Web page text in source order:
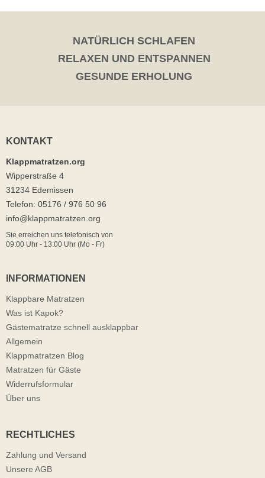
NATÜRLICH SCHLAFEN
RELAXEN UND ENTSPANNEN
GESUNDE ERHOLUNG
KONTAKT
Klappmatratzen.org
Wipperstraße 4
31234 Edemissen
Telefon: 05176 / 976 50 96
info@klappmatratzen.org
Sie erreichen uns telefonisch von
09:00 Uhr - 13:00 Uhr (Mo - Fr)
INFORMATIONEN
Klappbare Matratzen
Was ist Kapok?
Gästematratze schnell ausklappbar
Allgemein
Klappmatratzen Blog
Matratzen für Gäste
Widerrufsformular
Über uns
RECHTLICHES
Zahlung und Versand
Unsere AGB